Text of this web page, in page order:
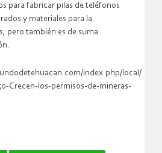
para fabricar pilas de teléfonos
y materiales para la
pero también es de suma
index.php/local/
Crecen-los-permisos-de-mineras-